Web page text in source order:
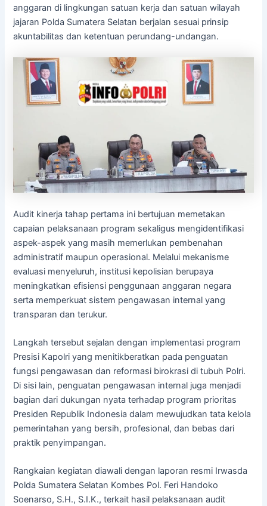
anggaran di lingkungan satuan kerja dan satuan wilayah
jajaran Polda Sumatera Selatan berjalan sesuai prinsip
akuntabilitas dan ketentuan perundang-undangan.
Audit kinerja tahap pertama ini bertujuan memetakan
capaian pelaksanaan program sekaligus mengidentifikasi
aspek-aspek yang masih memerlukan pembenahan
administratif maupun operasional. Melalui mekanisme
evaluasi menyeluruh, institusi kepolisian berupaya
meningkatkan efisiensi penggunaan anggaran negara
serta memperkuat sistem pengawasan internal yang
transparan dan terukur.
Langkah tersebut sejalan dengan implementasi program
Presisi Kapolri yang menitikberatkan pada penguatan
fungsi pengawasan dan reformasi birokrasi di tubuh Polri.
Di sisi lain, penguatan pengawasan internal juga menjadi
bagian dari dukungan nyata terhadap program prioritas
Presiden Republik Indonesia dalam mewujudkan tata kelola
pemerintahan yang bersih, profesional, dan bebas dari
praktik penyimpangan.
Rangkaian kegiatan diawali dengan laporan resmi Irwasda
Polda Sumatera Selatan Kombes Pol. Feri Handoko
Soenarso, S.H., S.I.K., terkait hasil pelaksanaan audit